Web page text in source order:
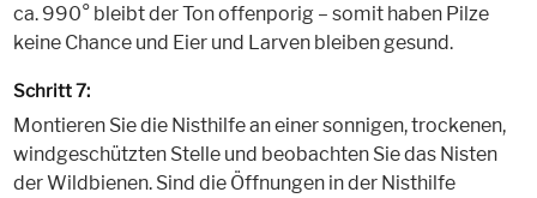
ca. 990° bleibt der Ton offenporig – somit haben Pilze
keine Chance und Eier und Larven bleiben gesund.
Schritt 7:
Montieren Sie die Nisthilfe an einer sonnigen, trockenen,
windgeschützten Stelle und beobachten Sie das Nisten
der Wildbienen. Sind die Öffnungen in der Nisthilfe